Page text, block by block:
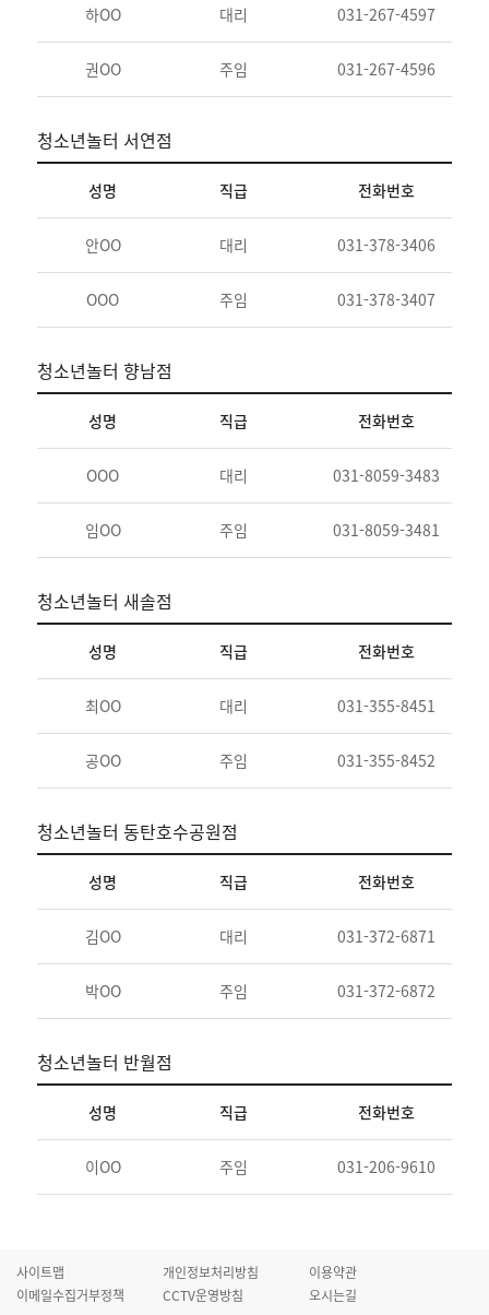
하OO 대리 031-267-4597
권OO
주임 031-267-4596
청소년놀터 서연점
성명 직급 전화번호
안OO 대리 031-378-3406
OOO
주임 031-378-3407
청소년놀터 향남점
성명 직급 전화번호
OOO 대리 031-8059-3483
임OO
주임 031-8059-3481
청소년놀터 새솔점
성명 직급 전화번호
최OO 대리 031-355-8451
공OO 주임 031-355-8452
청소년놀터 동탄호수공원점
성명 직급 전화번호
김OO 대리 031-372-6871
박OO
주임 031-372-6872
청소년놀터 반월점
성명 직급 전화번호
이OO 주임 031-206-9610
사이트맵 개인정보처리방침
이용약관
이메일수집거부정책
CCTV운영방침 오시는길